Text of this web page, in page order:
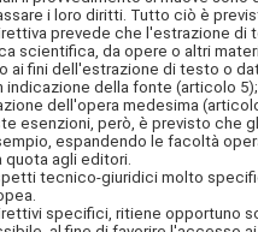
i loro diritti. Tutto ciò è
prevede che l'estrazione di
scientifica, da opere o altri
ai fini dell'estrazione di testo o
della fonte (articolo
dell'opera medesima
però, è previsto che
espandendo le facoltà
quota agli editori.
tecnico-giuridici molto
specifici, ritiene opportuno